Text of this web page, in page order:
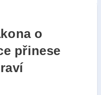
o
přinese